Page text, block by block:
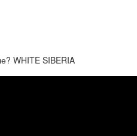
WHITE SIBERIA